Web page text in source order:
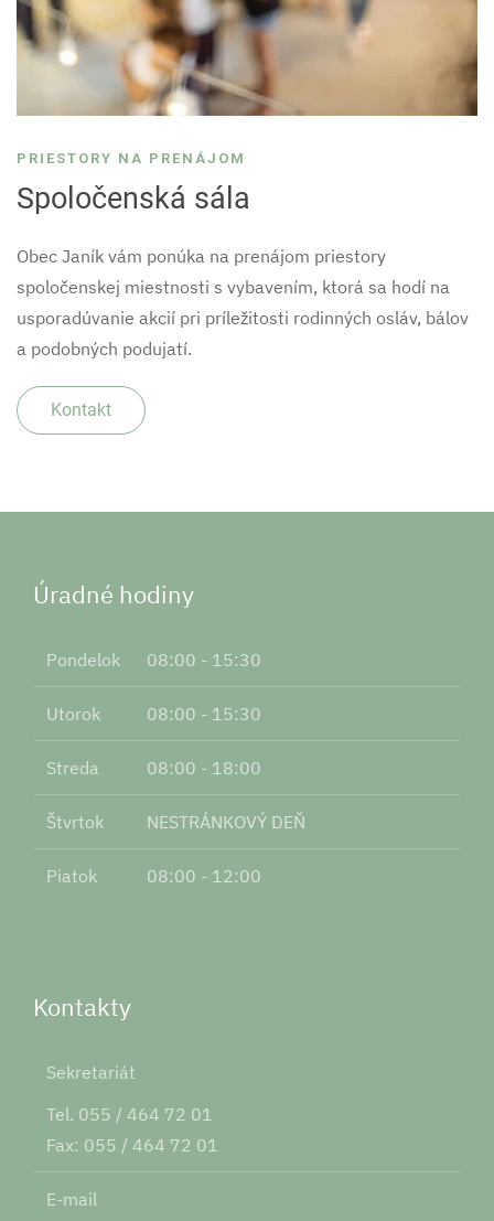
PRIESTORY NA PRENÁJOM
Spoločenská sála
Obec Janík vám ponúka na prenájom priestory
spoločenskej miestnosti s vybavením, ktorá sa hodí na
usporadúvanie akcií pri príležitosti rodinných osláv, bálov
a podobných podujatí.
Kontakt
Úradné hodiny
Pondelok 08:00 - 15:30
Utorok 08:00 - 15:30
Streda 08:00 - 18:00
Štvrtok NESTRÁNKOVÝ DEŇ
Piatok 08:00 - 12:00
Kontakty
Sekretariát
Tel. 055 / 464 72 01
Fax: 055 / 464 72 01
E-mail